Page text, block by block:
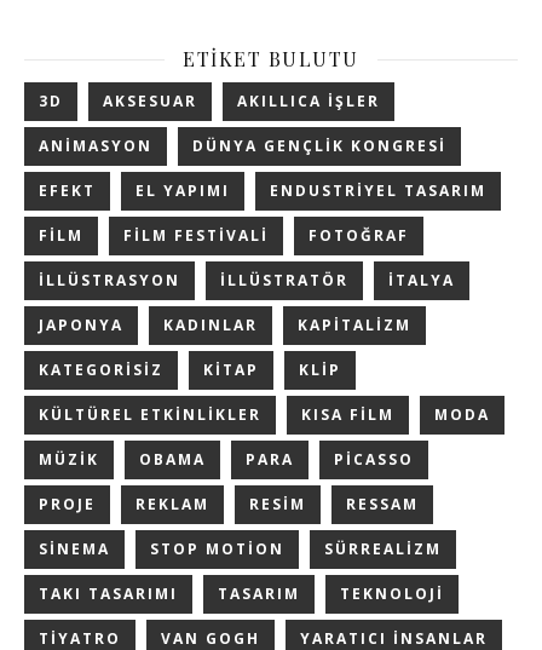
ETIKET BULUTU
3D AKSESUAR AKILLICA IŞLER
ANIMASYON DÜNYA GENÇLIK KONGRESI
EFEKT EL YAPIMI ENDUSTRIYEL TASARIM
FILM FILM FESTIVALI FOTOĞRAF
ILLÜSTRASYON ILLÜSTRATÖR ITALYA
JAPONYA KADINLAR KAPITALIZM
KATEGORISIZ KITAP KLIP
KÜLTÜREL ETKINLIKLER KISA FILM MODA
MÜZIK OBAMA PARA PICASSO
PROJE REKLAM RESIM RESSAM
SINEMA STOP MOTION SÜRREALIZM
TAKI TASARIMI TASARIM TEKNOLOJI
TIYATRO VAN GOGH YARATICI INSANLAR